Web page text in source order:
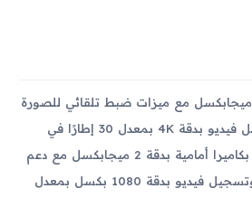
الكاميرا الخلفية بدقة 16 ميجابكسل مع ميزات ضبط تلقائي للصورة
وفلاش LED، وتتيح تسجيل فيديو بدقة 4K بمعدل 30 إطارًا في
الثانية. يتميز الجهاز أيضًا بكاميرا أمامية بدقة 2 ميجابكسل مع دعم
مكالمات الفيديو الثنائية وتسجيل فيديو بدقة 1080 بكسل بمعدل